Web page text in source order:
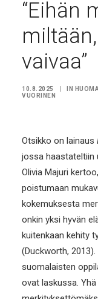
“Eihän
vaivaa”
10.8.2025 IN
VUORINEN
Otsikko on lainaus
jossa haastateltiin
Olivia Majuri
poistumaan
kokemuksesta
onkin yksi hyvän
kuitenkaan kehity
(Duckworth,
suomalaisten
ovat laskussa.